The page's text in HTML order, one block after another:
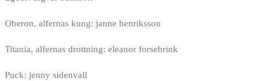
Oberon, alfernas kung: janne henriksson
Titania, alfernas drottning: eleanor forsebrink
Puck: jenny sidenvall